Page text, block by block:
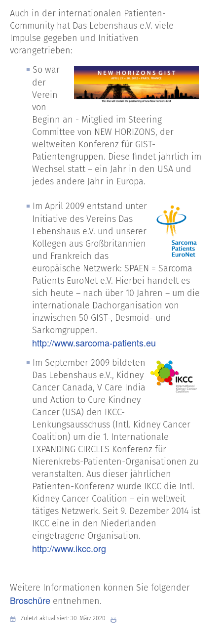
Auch in der internationalen Patienten-
Community hat Das Lebenshaus e.V. viele
Impulse gegeben und Initiativen
vorangetrieben:
So war
der
Verein
von
Beginn an - Mitglied im Steering
Committee von NEW HORIZONS, der
weltweiten Konferenz für GIST-
Patientengruppen. Diese findet jährlich im
Wechsel statt – ein Jahr in den USA und
jedes andere Jahr in Europa.
Im April 2009 entstand unter
Initiative des Vereins Das
Lebenshaus e.V. und unserer
Kollegen aus Großbritannien
und Frankreich das
europäische Netzwerk: SPAEN = Sarcoma
Patients EuroNet e.V. Hierbei handelt es
sich heute – nach über 10 Jahren – um die
internationale Dachorganisation von
inzwischen 50 GIST-, Desmoid- und
Sarkomgruppen.
http://www.sarcoma-patients.eu
Im September 2009 bildeten
Das Lebenshaus e.V., Kidney
Cancer Canada, V Care India
und Action to Cure Kindney
Cancer (USA) den IKCC-
Lenkungsausschuss (Intl. Kidney Cancer
Coalition) um die 1. Internationale
EXPANDING CIRCLES Konferenz für
Nierenkrebs-Patienten-Organisationen zu
veranstalten. Aus dieser jährlichen
Patienten-Konferenz wurde IKCC die Intl.
Kidney Cancer Coalition – ein weltweit
tätiges Netzwerk. Seit 9. Dezember 2014 ist
IKCC eine in den Niederlanden
eingetragene Organisation.
http://www.ikcc.org
Weitere Informationen können Sie folgender
Broschüre entnehmen.
Zuletzt aktualisiert: 30. März 2020